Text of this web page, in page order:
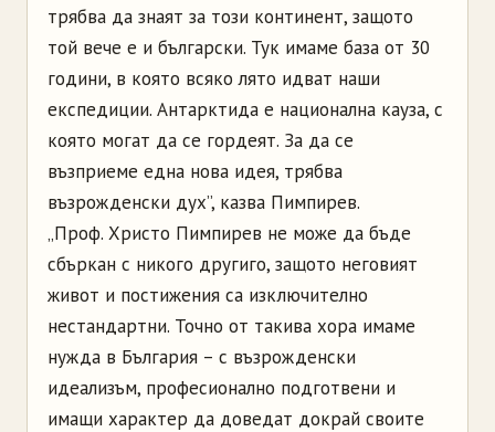
трябва да знаят за този континент, защото
той вече е и български. Тук имаме база от 30
години, в която всяко лято идват наши
експедиции. Антарктида е национална кауза, с
която могат да се гордеят. За да се
възприеме една нова идея, трябва
възрожденски дух”, казва Пимпирев.
„Проф. Христо Пимпирев не може да бъде
сбъркан с никого другиго, защото неговият
живот и постижения са изключително
нестандартни. Точно от такива хора имаме
нужда в България – с възрожденски
идеализъм, професионално подготвени и
имащи характер да доведат докрай своите